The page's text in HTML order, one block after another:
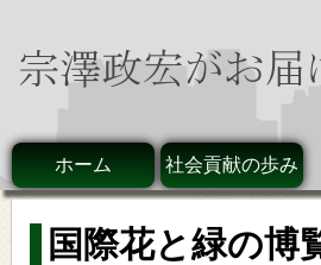
ホーム 社会貢献の歩み
国際花と緑の博